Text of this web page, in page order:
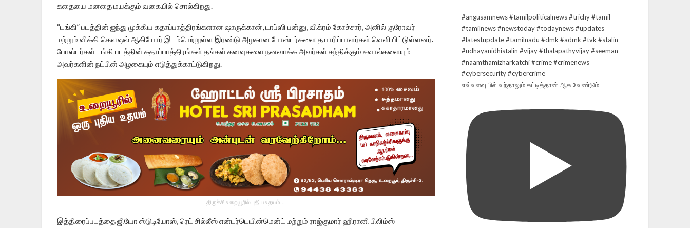
கதையை மனதை மயக்கும் வகையில் சொல்கிறது.
“டங்கி” படத்தின் ஐந்து முக்கிய கதாப்பாத்திரங்களான ஷாருக்கான், டாப்ஸி பன்னு, விக்ரம் கோச்சார், அனில் குரோவர்
மற்றும் விக்கி கௌஷல் ஆகியோர் இடம்பெற்றுள்ள இரண்டு அழகான போஸ்டர்களை தயாரிப்பாளர்கள் வெளியிட்டுள்ளனர்.
போஸ்டர்கள் டங்கி படத்தின் கதாப்பாத்திரங்கள் தங்கள் கனவுகளை நனவாக்க அவர்கள் சந்திக்கும் சவால்களையும்
அவர்களின் நட்பின் அழகையும் எடுத்துக்காட்டுகிறது.
திருச்சி உறையூரில் புதிய உதயம்...
இத்திரைப்படத்தை ஜியோ ஸ்டுடியோஸ், ரெட் சில்லீஸ் என்டர்டெயின்மென்ட் மற்றும் ராஜ்குமார் ஹிரானி பிலிம்ஸ்
எவ்வளவு பில் வந்தாலும் கட்டித்தான் ஆக வேண்டும்